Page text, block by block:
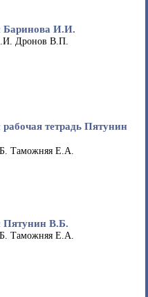
Баринова И.И.
Дронов В.П.
тетрадь Пятунин
Таможняя Е.А.
Пятунин В.Б.
Таможняя Е.А.